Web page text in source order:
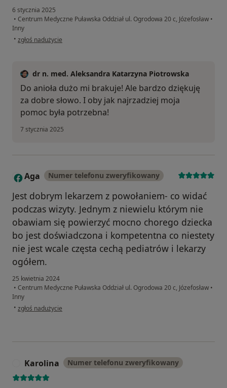
6 stycznia 2025
• Centrum Medyczne Puławska Oddział ul. Ogrodowa 20 c, Józefosław •
Inny
• w opinii użytkownika Magda G
zgłoś nadużycie
dr n. med. Aleksandra Katarzyna Piotrowska
Do anioła dużo mi brakuje! Ale bardzo dziękuję
za dobre słowo. I oby jak najrzadziej moja
pomoc była potrzebna!
7 stycznia 2025
A Aga Numer telefonu zweryfikowany
Jest dobrym lekarzem z powołaniem- co widać
podczas wizyty. Jednym z niewielu którym nie
obawiam się powierzyć mocno chorego dziecka
bo jest doświadczona i kompetentna co niestety
nie jest wcale częsta cechą pediatrów i lekarzy
ogółem.
25 kwietnia 2024
• Centrum Medyczne Puławska Oddział ul. Ogrodowa 20 c, Józefosław •
Inny
• w opinii użytkownika Aga
zgłoś nadużycie
Karolina Numer telefonu zweryfikowany